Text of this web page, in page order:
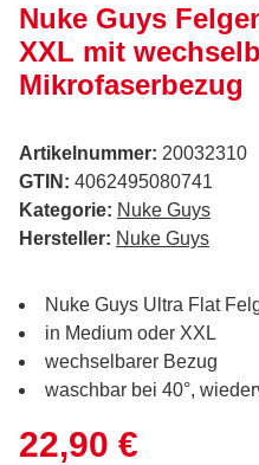
Nuke Guys
XXL mit
Mikrofaserbezug
Artikelnummer: 20032310
GTIN: 4062495080741
Kategorie: Nuke Guys
Hersteller: Nuke Guys
Nuke Guys Ultra Flat
in Medium oder XXL
wechselbarer Bezug
waschbar bei 40°,
22,90 €